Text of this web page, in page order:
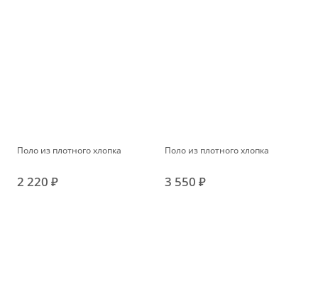
Поло из плотного хлопка
2 220 ₽
Поло из плотного хлопка
3 550 ₽